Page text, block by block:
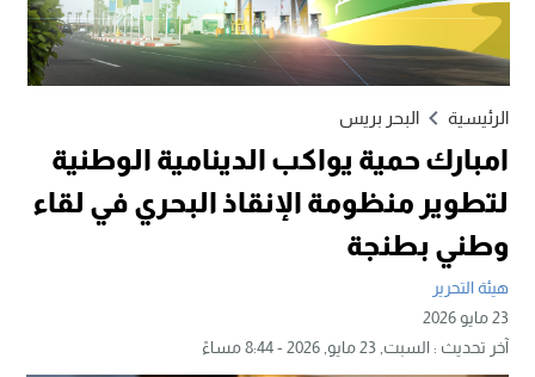
الرئيسية البحر بريس
امبارك حمية يواكب الدينامية الوطنية
لتطوير منظومة الإنقاذ البحري في لقاء
وطني بطنجة
هيئة التحرير
23 مايو 2026
آخر تحديث :السبت, 23 مايو, 2026 - 8:44 مساءً